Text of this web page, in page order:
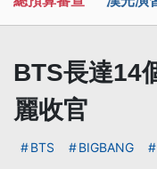
BTS長達14
麗收官
BTS BIGBANG